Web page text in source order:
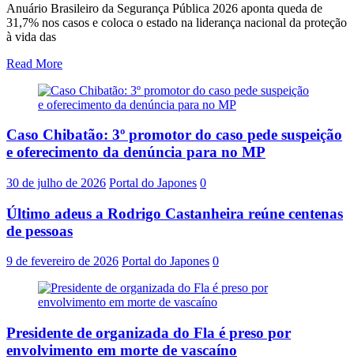
Anuário Brasileiro da Segurança Pública 2026 aponta queda de
31,7% nos casos e coloca o estado na liderança nacional da proteção
à vida das
Read More
Caso Chibatão: 3º promotor do caso pede suspeição
e oferecimento da denúncia para no MP
30 de julho de 2026 Portal do Japones 0
Último adeus a Rodrigo Castanheira reúne centenas
de pessoas
9 de fevereiro de 2026 Portal do Japones 0
Presidente de organizada do Fla é preso por
envolvimento em morte de vascaíno